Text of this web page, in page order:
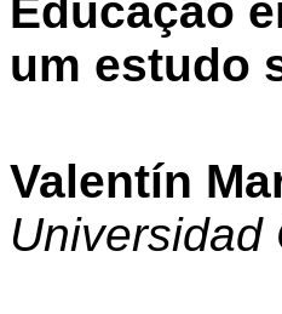
Educação
um estudo
Valentín
Universidad